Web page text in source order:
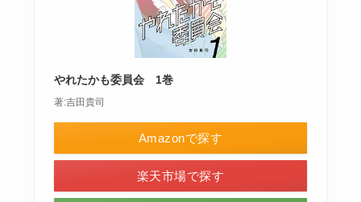
やれたかも委員会 1巻
著:吉田貴司
Amazonで探す
楽天市場で探す